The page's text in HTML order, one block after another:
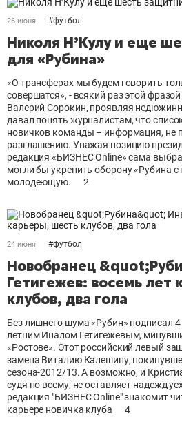
26 июня #футбол
Николя Н’Кулу и еще
для «Рубина»
«О трансферах мы будем говорить
совершатся», - всякий раз этой
Валерий Сорокин, проявляя
давал понять журналистам, что
новичков команды – информация, не
разглашению. Уважая позицию
редакция «БИЗНЕС Online» сама
могли бы укрепить оборону «Рубина с
молодеющую.
2
24 июня #футбол
Новобранец
Гетигежев: восемь лет
клубов, два гола
Без лишнего шума «Рубин» подписал
летним Иналом Гетигежевым,
«Ростове». Этот российский левый
замена Виталию Калешину,
сезона-2012/13. А возможно, и
судя по всему, не оставляет надежд
редакция "БИЗНЕС Online" знакомит
карьере новичка клуба
4